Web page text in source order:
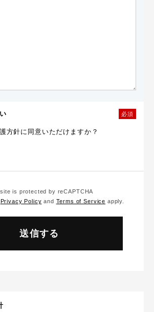
必須
方針に同意いただけますか？
is protected by reCAPTCHA
Privacy Policy and Terms of Service apply.